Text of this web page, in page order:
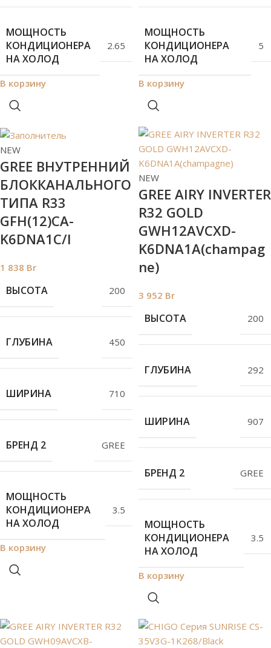
МОЩНОСТЬ
КОНДИЦИОНЕРА
НА ХОЛОД
2.65
В корзину
МОЩНОСТЬ
КОНДИЦИОНЕРА
НА ХОЛОД
5
В корзину
NEW
GREE ВНУТРЕННИЙ
БЛОККАНАЛЬНОГО
ТИПА R33
GFH(12)CA-
K6DNA1C/I
1 838 Br
ВЫСОТА 200
ГЛУБИНА 450
ШИРИНА 710
БРЕНД 2 GREE
МОЩНОСТЬ
КОНДИЦИОНЕРА
НА ХОЛОД
3.5
В корзину
NEW
GREE AIRY INVERTER
R32 GOLD
GWH12AVCXD-
K6DNA1A(champag
ne)
3 952 Br
ВЫСОТА 200
ГЛУБИНА 292
ШИРИНА 907
БРЕНД 2 GREE
МОЩНОСТЬ
КОНДИЦИОНЕРА
НА ХОЛОД
3.5
В корзину